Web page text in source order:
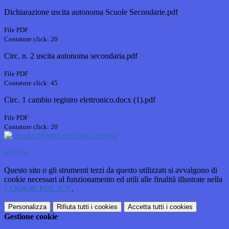
Dichiarazione uscita autonoma Scuole Secondarie.pdf
File PDF
Contatore click: 20
Circ. n. 2 uscita autonoma secondaria.pdf
File PDF
Contatore click: 45
Circ. 1 cambio registro elettronico.docx (1).pdf
File PDF
Contatore click: 20
Widget con link a risorsa
Notizie
Questo sito o gli strumenti terzi da questo utilizzati si avvalgono di
cookie necessari al funzionamento ed utili alle finalità illustrate nella
COOKIE POLICY.
Personalizza Rifiuta tutti i cookies Accetta tutti i cookies
Gestione cookie